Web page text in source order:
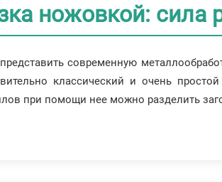
ножовкой: сила
современную
классический и очень
при помощи нее можно разделить